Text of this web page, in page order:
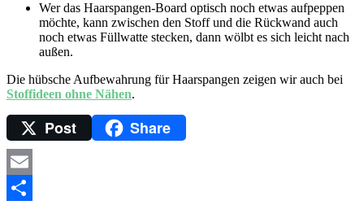
Wer das Haarspangen-Board optisch noch etwas aufpeppen
möchte, kann zwischen den Stoff und die Rückwand auch
noch etwas Füllwatte stecken, dann wölbt es sich leicht nach
außen.
Die hübsche Aufbewahrung für Haarspangen zeigen wir auch bei
Stoffideen ohne Nähen.
Post Share
Email